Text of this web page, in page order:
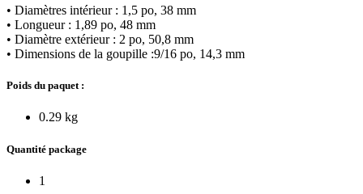
• Diamètres intérieur : 1,5 po, 38 mm
• Longueur : 1,89 po, 48 mm
• Diamètre extérieur : 2 po, 50,8 mm
• Dimensions de la goupille :9/16 po, 14,3 mm
Poids du paquet :
0.29 kg
Quantité package
1